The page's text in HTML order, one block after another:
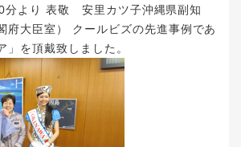
より 表敬 安里カツ子沖縄県副知
府大臣室） クールビズの先進事例であ
」を頂戴致しました。